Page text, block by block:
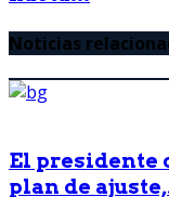
Noticias
El presidente
plan de